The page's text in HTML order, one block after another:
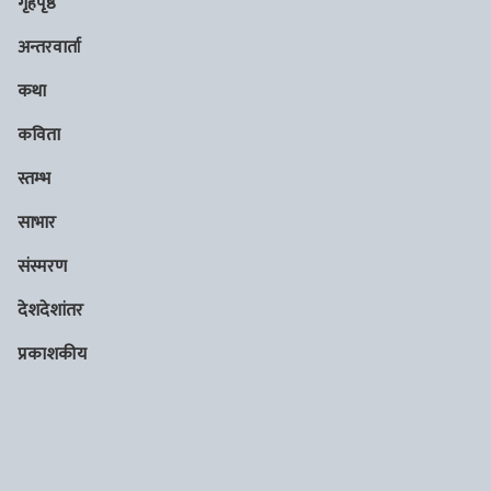
अन्तरवार्ता
कथा
कविता
स्तम्भ
साभार
संस्मरण
देशदेशांतर
प्रकाशकीय